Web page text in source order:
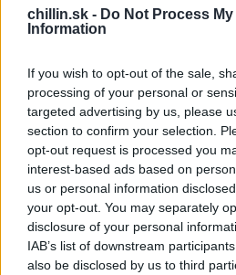
chillin.sk - Do Not Process My
Information
If you wish to opt-out of the sale,
processing of your personal or
targeted advertising by us, please
section to confirm your selection.
opt-out request is processed you
interest-based ads based on
us or personal information
your opt-out. You may separately
disclosure of your personal
IAB’s list of downstream
also be disclosed by us to third
žehličku a rôzne laky na nechty.
S
e
a
r
c
h
f
o
r
: